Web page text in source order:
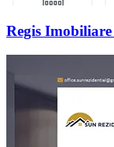
Regis